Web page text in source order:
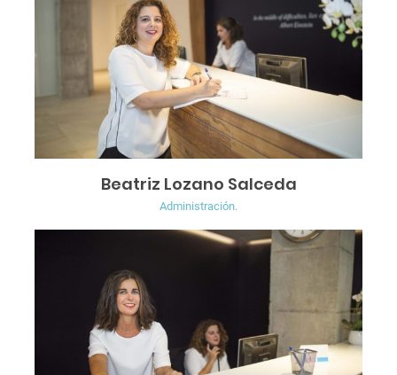
Beatriz Lozano Salceda
Administración.